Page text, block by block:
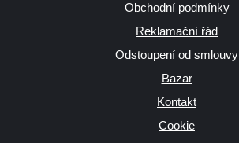
Obchodní podmínky
Reklamační řád
Odstoupení od smlouvy
Bazar
Kontakt
Cookie